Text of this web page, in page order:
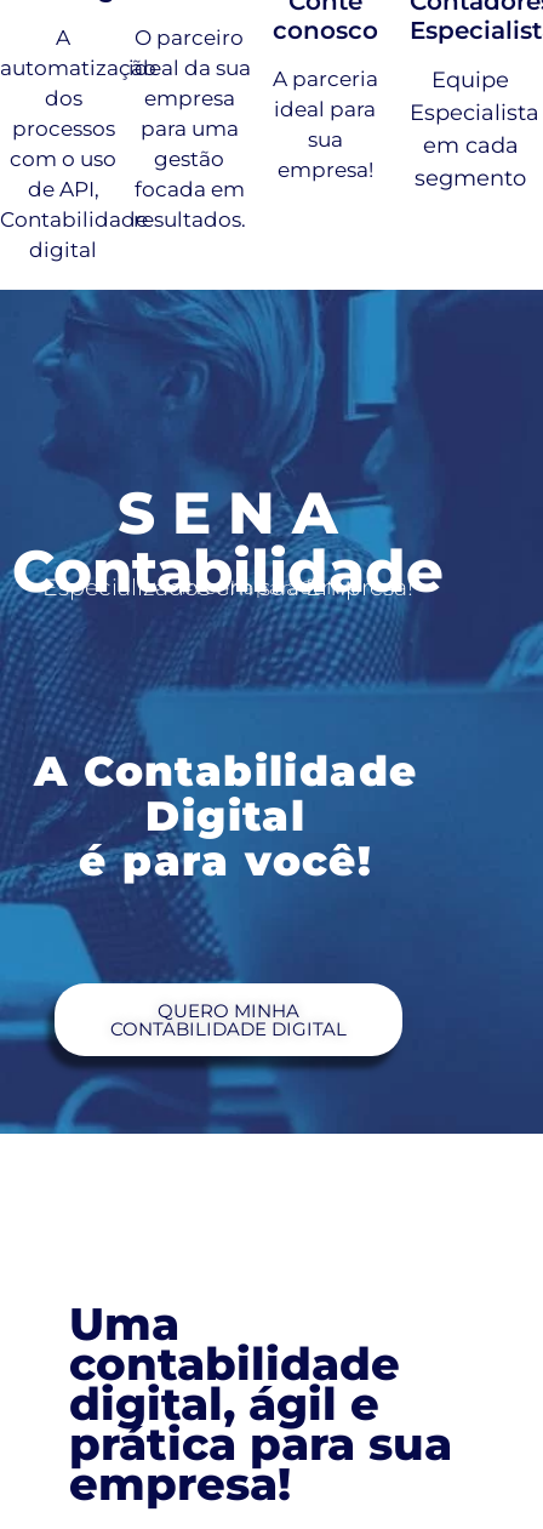
A
automatização
dos
processos
com o uso
de API,
Contabilidade
digital
O parceiro
ideal da sua
empresa
para uma
gestão
focada em
resultados.
conosco
A parceria
ideal para
sua
empresa!
Equipe
Especialista
em cada
segmento
QUERO MINHA
CONTABILIDADE DIGITAL
S E N A
Contabilidade
Especializados em sua Empresa!
#venhaparaSENA
A Contabilidade
Digital
é para você!
Uma
contabilidade
digital, ágil e
prática para sua
empresa!​